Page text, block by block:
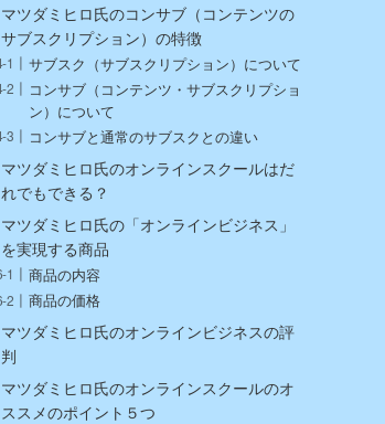
マツダミヒロ氏のコンサブ（コンテンツの
サブスクリプション）の特徴
サブスク（サブスクリプション）について
コンサブ（コンテンツ・サブスクリプショ
ン）について
コンサブと通常のサブスクとの違い
マツダミヒロ氏のオンラインスクールはだ
れでもできる？
マツダミヒロ氏の「オンラインビジネス」
を実現する商品
商品の内容
商品の価格
マツダミヒロ氏のオンラインビジネスの評
判
マツダミヒロ氏のオンラインスクールのオ
ススメのポイント５つ